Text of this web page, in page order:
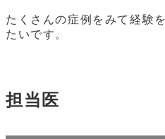
たくさんの症例をみて経験
たいです。
担当医